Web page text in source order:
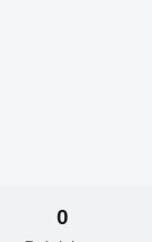
0